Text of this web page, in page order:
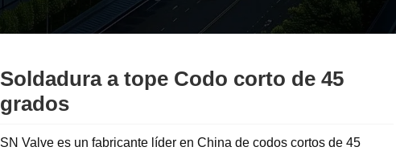
Soldadura a tope Codo corto de 45
grados
SN Valve es un fabricante líder en China de codos cortos de 45